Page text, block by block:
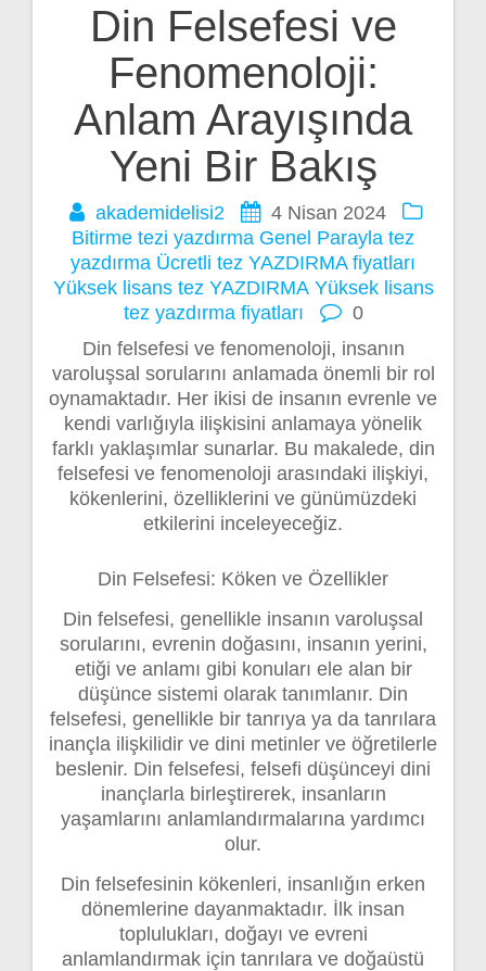
Din Felsefesi ve
Fenomenoloji:
Anlam Arayışında
Yeni Bir Bakış
akademidelisi2
4 Nisan 2024
Bitirme tezi yazdırma Genel Parayla tez
yazdırma Ücretli tez YAZDIRMA fiyatları
Yüksek lisans tez YAZDIRMA Yüksek lisans
tez yazdırma fiyatları
0
Din felsefesi ve fenomenoloji, insanın
varoluşsal sorularını anlamada önemli bir rol
oynamaktadır. Her ikisi de insanın evrenle ve
kendi varlığıyla ilişkisini anlamaya yönelik
farklı yaklaşımlar sunarlar. Bu makalede, din
felsefesi ve fenomenoloji arasındaki ilişkiyi,
kökenlerini, özelliklerini ve günümüzdeki
etkilerini inceleyeceğiz.
Din Felsefesi: Köken ve Özellikler
Din felsefesi, genellikle insanın varoluşsal
sorularını, evrenin doğasını, insanın yerini,
etiği ve anlamı gibi konuları ele alan bir
düşünce sistemi olarak tanımlanır. Din
felsefesi, genellikle bir tanrıya ya da tanrılara
inançla ilişkilidir ve dini metinler ve öğretilerle
beslenir. Din felsefesi, felsefi düşünceyi dini
inançlarla birleştirerek, insanların
yaşamlarını anlamlandırmalarına yardımcı
olur.
Din felsefesinin kökenleri, insanlığın erken
dönemlerine dayanmaktadır. İlk insan
toplulukları, doğayı ve evreni
anlamlandırmak için tanrılara ve doğaüstü
Yazı
gezinmesi